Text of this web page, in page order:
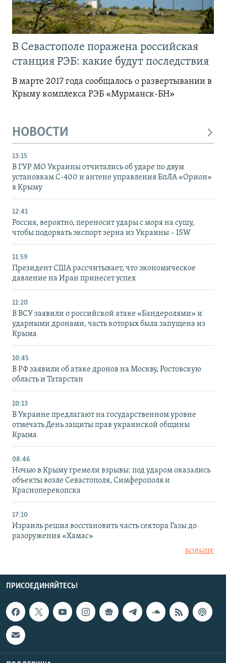
В Севастополе поражена российская
станция РЭБ: какие будут последствия
В марте 2017 года сообщалось о развертывании в
Крыму комплекса РЭБ «Мурманск-БН»
НОВОСТИ
13:15
В ГУР МО Украины отчитались об ударе по двум
установкам С-400 и антене управления БпЛА «Орион»
в Крыму
12:41
Россия, вероятно, переносит удары с моря на сушу,
чтобы подорвать экспорт зерна из Украины – ISW
11:59
Президент США рассчитывает, что экономическое
давление на Иран принесет успех
11:20
В ВСУ заявили о российской атаке «Бандеролями» и
ударными дронами, часть которых была запущена из
Крыма
10:45
В РФ заявили об атаке дронов на Москву, Ростовскую
область и Татарстан
10:13
В Украине предлагают на государственном уровне
отмечать День защиты прав украинской общины
Крыма
08:46
Ночью в Крыму гремели взрывы: под ударом оказались
объекты возле Севастополя, Симферополя и
Красноперекопска
17:10
Израиль решил восстановить часть сектора Газы до
разоружения «Хамас»
БОЛЬШЕ
ПРИСОЕДИНЯЙТЕСЬ!